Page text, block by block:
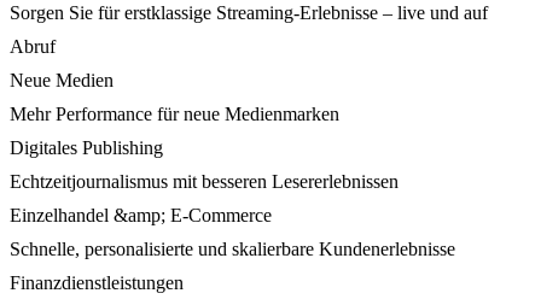
Sorgen Sie für erstklassige Streaming-Erlebnisse – live und auf
Abruf
Neue Medien
Mehr Performance für neue Medienmarken
Digitales Publishing
Echtzeitjournalismus mit besseren Lesererlebnissen
Einzelhandel &amp; E-Commerce
Schnelle, personalisierte und skalierbare Kundenerlebnisse
Finanzdienstleistungen